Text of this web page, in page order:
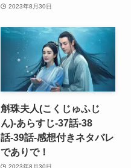
2023年8月30日
斛珠夫人(こくじゅふじ
ん)-あらすじ-37話-38
話-39話-感想付きネタバレ
でありで！
2023年8月30日